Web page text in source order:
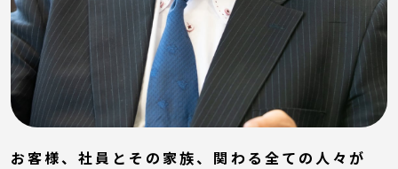
お客様、社員とその家族、関わる全ての人々が